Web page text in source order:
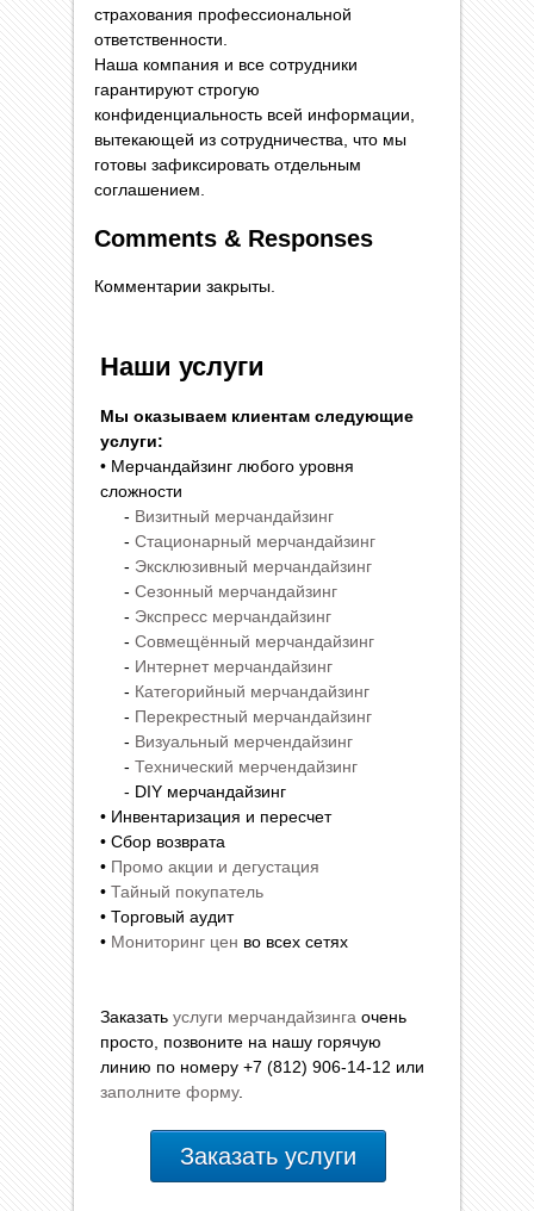
страхования профессиональной
ответственности.
Наша компания и все сотрудники
гарантируют строгую
конфиденциальность всей информации,
вытекающей из сотрудничества, что мы
готовы зафиксировать отдельным
соглашением.
Comments & Responses
Комментарии закрыты.
Наши услуги
Мы оказываем клиентам следующие
услуги:
• Мерчандайзинг любого уровня
сложности
- Визитный мерчандайзинг
- Стационарный мерчандайзинг
- Эксклюзивный мерчандайзинг
- Сезонный мерчандайзинг
- Экспресс мерчандайзинг
- Совмещённый мерчандайзинг
- Интернет мерчандайзинг
- Категорийный мерчандайзинг
- Перекрестный мерчандайзинг
- Визуальный мерчендайзинг
- Технический мерчендайзинг
- DIY мерчандайзинг
• Инвентаризация и пересчет
• Сбор возврата
• Промо акции и дегустация
• Тайный покупатель
• Торговый аудит
• Мониторинг цен во всех сетях
Заказать услуги мерчандайзинга очень
просто, позвоните на нашу горячую
линию по номеру +7 (812) 906-14-12 или
заполните форму.
Заказать услуги